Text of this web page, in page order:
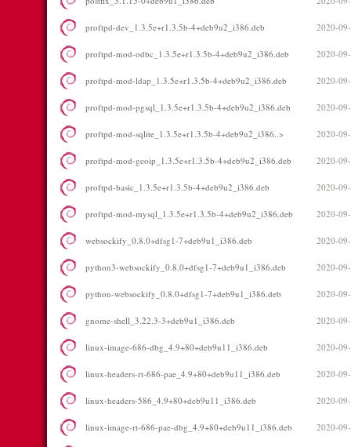
proftpd-dev_1.3.5e+r1.3.5b-4+deb9u2_i386.deb 2020-
proftpd-mod-odbc_1.3.5e+r1.3.5b-4+deb9u2_i386.deb 2020-
proftpd-mod-ldap_1.3.5e+r1.3.5b-4+deb9u2_i386.deb 2020-
proftpd-mod-pgsql_1.3.5e+r1.3.5b-4+deb9u2_i386.deb 2020-
proftpd-mod-sqlite_1.3.5e+r1.3.5b-4+deb9u2_i386..> 2020-
proftpd-mod-geoip_1.3.5e+r1.3.5b-4+deb9u2_i386.deb 2020-
proftpd-basic_1.3.5e+r1.3.5b-4+deb9u2_i386.deb 2020-
proftpd-mod-mysql_1.3.5e+r1.3.5b-4+deb9u2_i386.deb 2020-
websockify_0.8.0+dfsg1-7+deb9u1_i386.deb 2020-
python3-websockify_0.8.0+dfsg1-7+deb9u1_i386.deb 2020-
python-websockify_0.8.0+dfsg1-7+deb9u1_i386.deb 2020-
gnome-shell_3.22.3-3+deb9u1_i386.deb 2020-
linux-image-686-dbg_4.9+80+deb9u11_i386.deb 2020-
linux-headers-rt-686-pae_4.9+80+deb9u11_i386.deb 2020-
linux-headers-586_4.9+80+deb9u11_i386.deb 2020-
linux-image-rt-686-pae-dbg_4.9+80+deb9u11_i386.deb 2020-